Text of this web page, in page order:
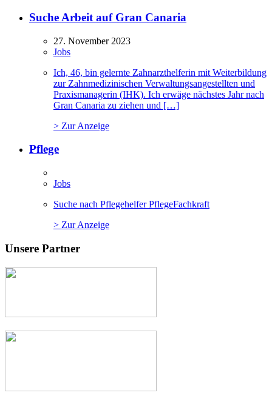
Suche Arbeit auf Gran Canaria
27. November 2023
Jobs
Ich, 46, bin gelernte Zahnarzthelferin mit Weiterbildung
zur Zahnmedizinischen Verwaltungsangestellten und
Praxismanagerin (IHK). Ich erwäge nächstes Jahr nach
Gran Canaria zu ziehen und […]
> Zur Anzeige
Pflege
Jobs
Suche nach Pflegehelfer PflegeFachkraft
> Zur Anzeige
Unsere Partner